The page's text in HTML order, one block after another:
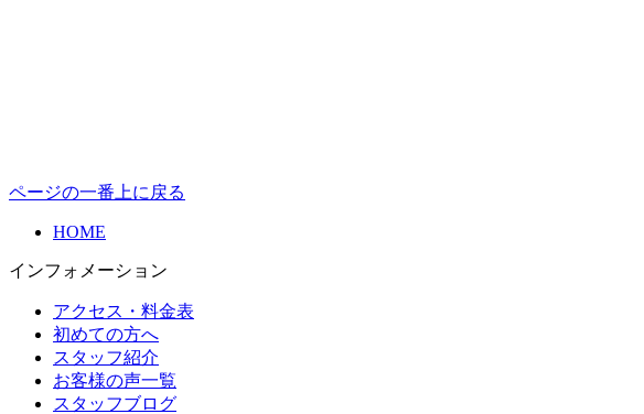
ページの一番上に戻る
HOME
インフォメーション
アクセス・料金表
初めての方へ
スタッフ紹介
お客様の声一覧
スタッフブログ